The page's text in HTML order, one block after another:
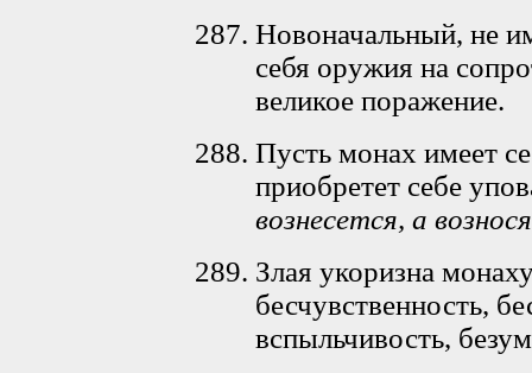
Новоначальный, не
себя оружия на
великое поражение.
Пусть монах имеет
приобретет себе
вознесется, а
Злая укоризна
бесчувственность,
вспыльчивость,